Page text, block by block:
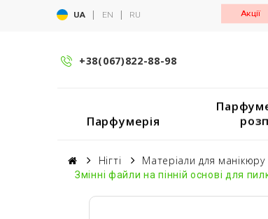
UA | EN | RU Акції
+38(067)822-88-98
Парфумерія
Нігті Матеріали для манікюру
Змінні файли на пінній основі для